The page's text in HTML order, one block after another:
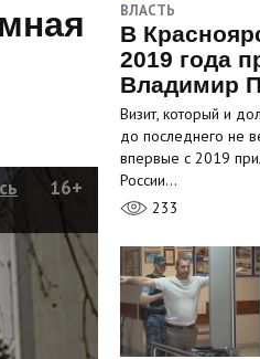
16+
ВЛАСТЬ
В
2019 года
Владимир
Визит, который и
до последнего не
впервые с 2019
России…
233